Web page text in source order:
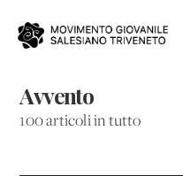
Avvento
100 articoli in tutto